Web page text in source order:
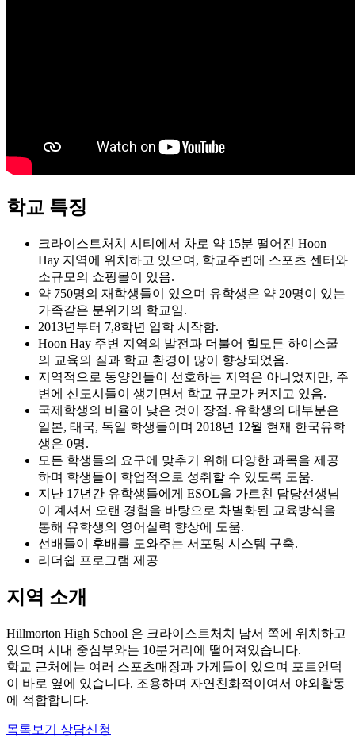
Hay 지역에 위치하고 있으며, 학교주변에 스포츠 센터와
소규모의 쇼핑몰이 있음.
약 750명의 재학생들이 있으며 유학생은 약 20명이 있는
가족같은 분위기의 학교임.
2013년부터 7,8학년 입학 시작함.
Hoon Hay 주변 지역의 발전과 더불어 힐모튼 하이스쿨
의 교육의 질과 학교 환경이 많이 향상되었음.
지역적으로 동양인들이 선호하는 지역은 아니었지만, 주
변에 신도시들이 생기면서 학교 규모가 커지고 있음.
국제학생의 비율이 낮은 것이 장점. 유학생의 대부분은
일본, 태국, 독일 학생들이며 2018년 12월 현재 한국유학
생은 0명.
모든 학생들의 요구에 맞추기 위해 다양한 과목을 제공
하며 학생들이 학업적으로 성취할 수 있도록 도움.
지난 17년간 유학생들에게 ESOL을 가르친 담당선생님
이 계셔서 오랜 경험을 바탕으로 차별화된 교육방식을
통해 유학생의 영어실력 향상에 도움.
선배들이 후배를 도와주는 서포팅 시스템 구축.
리더쉽 프로그램 제공
있으며 시내 중심부와는 10분거리에 떨어져있습니다.
학교 근처에는 여러 스포츠매장과 가게들이 있으며 포트언덕
이 바로 옆에 있습니다. 조용하며 자연친화적이여서 야외활동
에 적합합니다.